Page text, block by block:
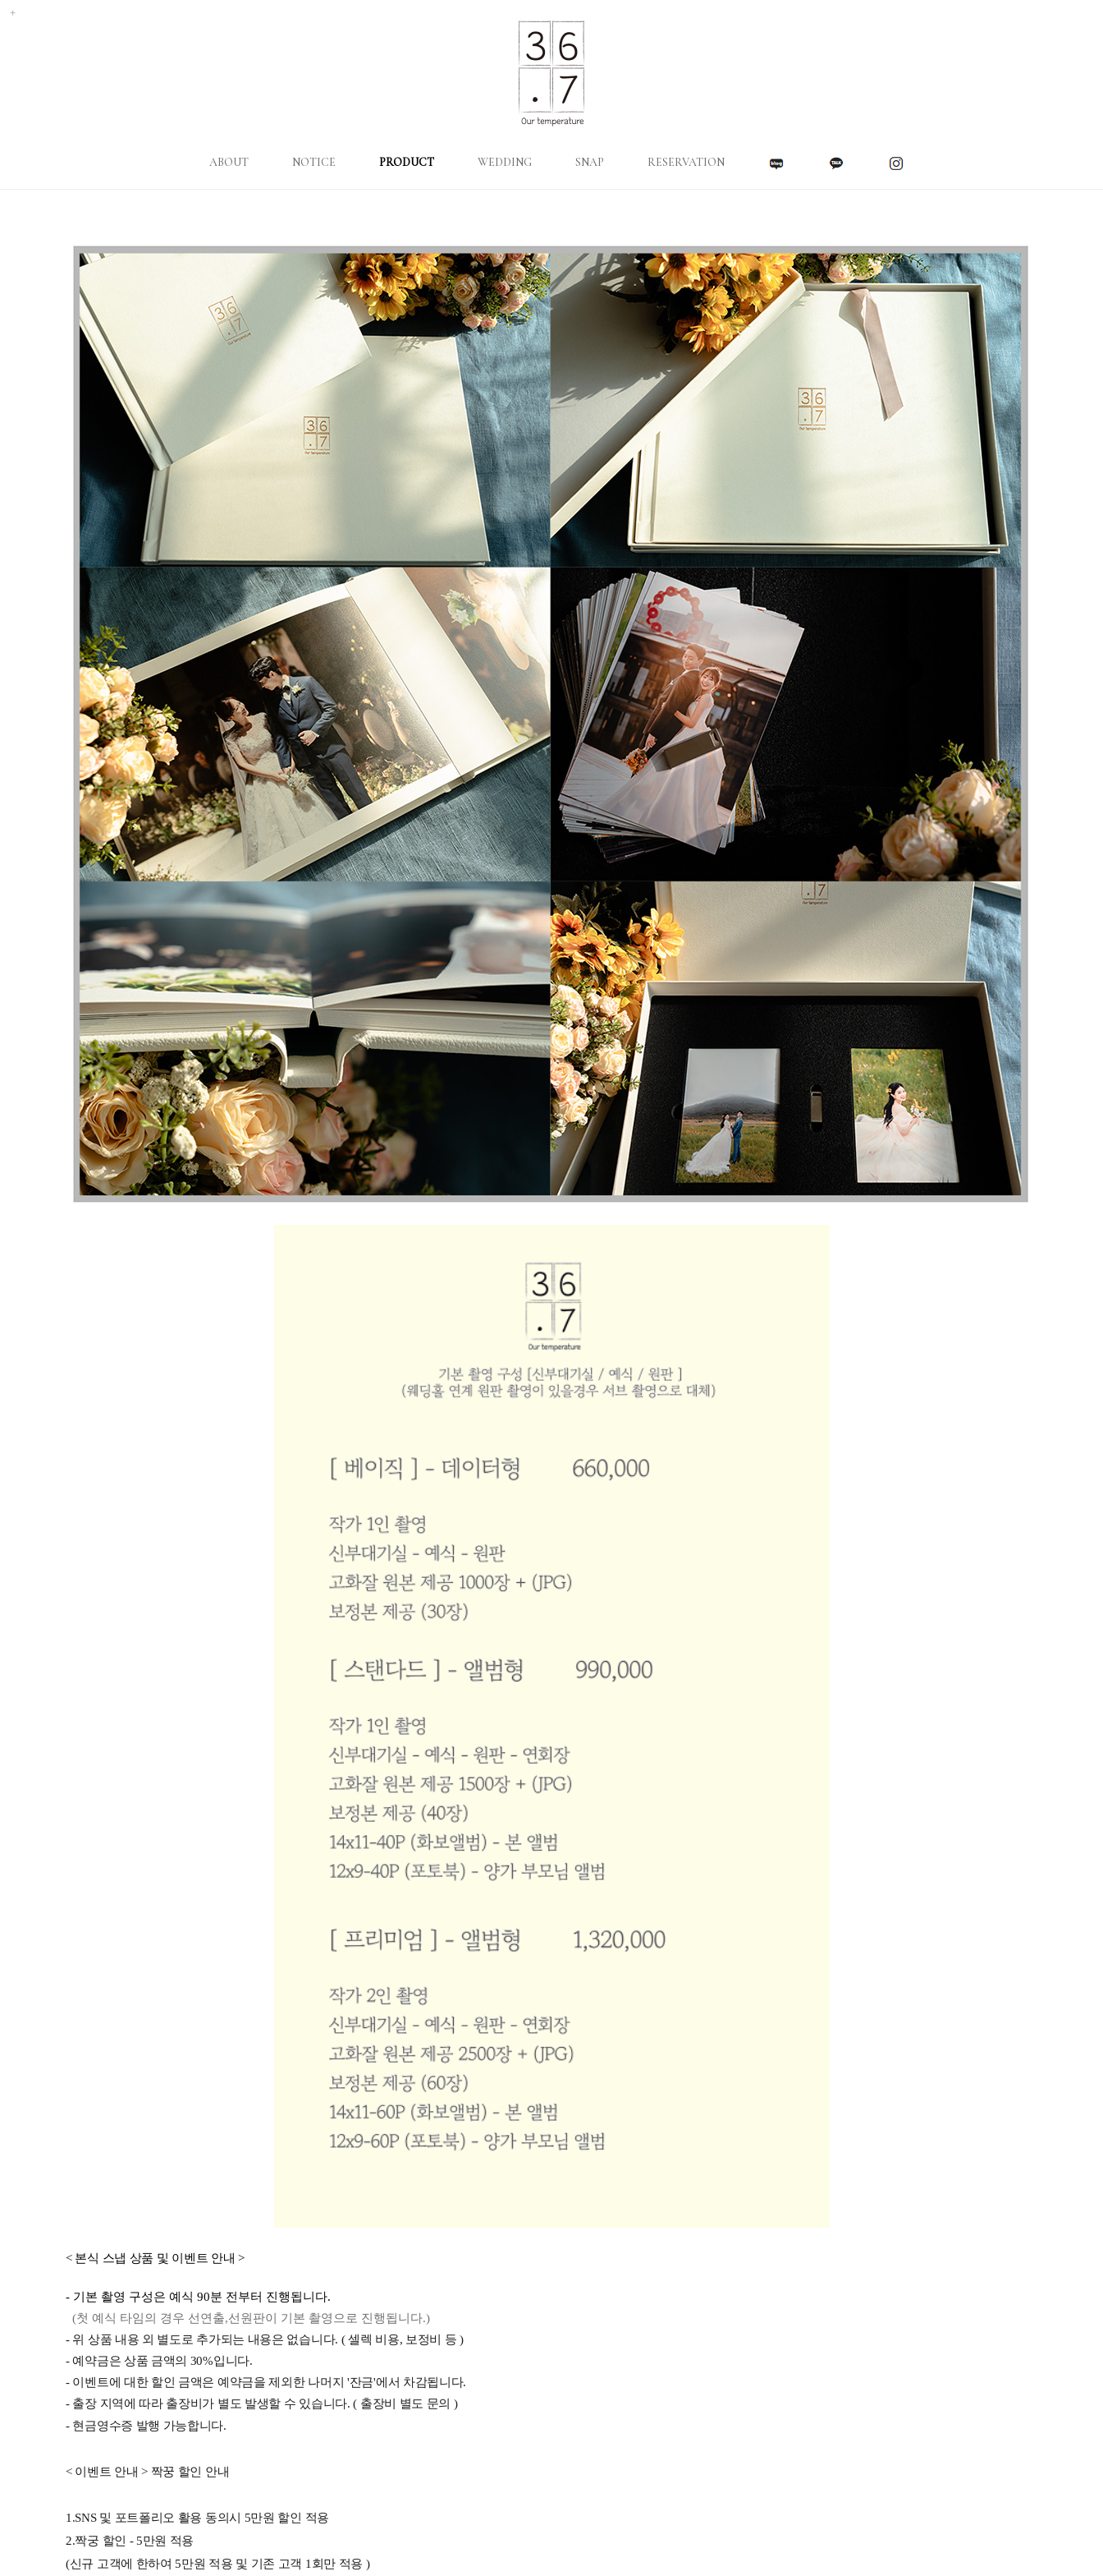
ABOUT NOTICE PRODUCT WEDDING SNAP RESERVATION
< 본식 스냅 상품 및 이벤트 안내 >
- 기본 촬영 구성은 예식 90분 전부터 진행됩니다.
(첫 예식 타임의 경우 선연출,선원판이 기본 촬영으로 진행됩니다.)
- 위 상품 내용 외 별도로 추가되는 내용은 없습니다. ( 셀렉 비용, 보정비 등 )
- 예약금은 상품 금액의 30%입니다.
- 이벤트에 대한 할인 금액은 예약금을 제외한 나머지 '잔금'에서 차감됩니다.
- 출장 지역에 따라 출장비가 별도 발생할 수 있습니다. ( 출장비 별도 문의 )
- 현금영수증 발행 가능합니다.
< 이벤트 안내 > 짝꿍 할인 안내
1.SNS 및 포트폴리오 활용 동의시 5만원 할인 적용
2.짝궁 할인 - 5만원 적용
(신규 고객에 한하여 5만원 적용 및 기존 고객 1회만 적용 )